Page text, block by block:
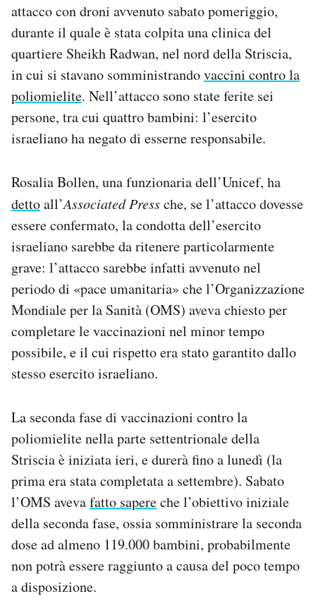
Area Personale
Newsletter
Notifiche mobile
Hai bisogno di aiuto?
Esci
attacco con droni avvenuto sabato pomeriggio,
durante il quale è stata colpita una clinica del
quartiere Sheikh Radwan, nel nord della Striscia,
in cui si stavano somministrandovaccini contro la
poliomielite. Nell’attacco sono state ferite sei
persone, tra cui quattro bambini: l’esercito
israeliano ha negato di esserne responsabile.
Rosalia Bollen, una funzionaria dell’Unicef, ha
dettoall’Associated Pressche, se l’attacco dovesse
essere confermato, la condotta dell’esercito
israeliano sarebbe da ritenere particolarmente
grave: l’attacco sarebbe infatti avvenuto nel
periodo di «pace umanitaria» che l’Organizzazione
Mondiale per la Sanità (OMS) aveva chiesto per
completare le vaccinazioni nel minor tempo
possibile, e il cui rispetto era stato garantito dallo
stesso esercito israeliano.
La seconda fase di vaccinazioni contro la
poliomielite nella parte settentrionale della
Striscia è iniziata ieri, e durerà fino a lunedì (la
prima era stata completata a settembre). Sabato
l’OMS avevafatto sapereche l’obiettivo iniziale
della seconda fase, ossia somministrare la seconda
dose ad almeno 119.000 bambini, probabilmente
non potrà essere raggiunto a causa del poco tempo
a disposizione.